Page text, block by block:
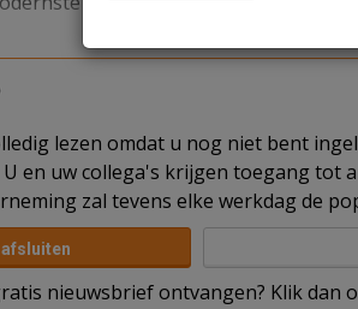
lezen omdat u nog niet bent
en uw collega's krijgen toegang tot
zal tevens elke werkdag de
nieuwsbrief ontvangen? Klik dan